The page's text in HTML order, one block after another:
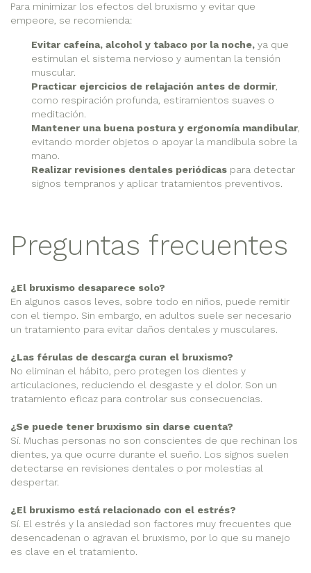
Para minimizar los efectos del bruxismo y evitar que
empeore, se recomienda:
Evitar cafeína, alcohol y tabaco por la noche, ya que
estimulan el sistema nervioso y aumentan la tensión
muscular.
Practicar ejercicios de relajación antes de dormir,
como respiración profunda, estiramientos suaves o
meditación.
Mantener una buena postura y ergonomía mandibular,
evitando morder objetos o apoyar la mandíbula sobre la
mano.
Realizar revisiones dentales periódicas para detectar
signos tempranos y aplicar tratamientos preventivos.
Preguntas frecuentes
¿El bruxismo desaparece solo?
En algunos casos leves, sobre todo en niños, puede remitir
con el tiempo. Sin embargo, en adultos suele ser necesario
un tratamiento para evitar daños dentales y musculares.
¿Las férulas de descarga curan el bruxismo?
No eliminan el hábito, pero protegen los dientes y
articulaciones, reduciendo el desgaste y el dolor. Son un
tratamiento eficaz para controlar sus consecuencias.
¿Se puede tener bruxismo sin darse cuenta?
Sí. Muchas personas no son conscientes de que rechinan los
dientes, ya que ocurre durante el sueño. Los signos suelen
detectarse en revisiones dentales o por molestias al
despertar.
¿El bruxismo está relacionado con el estrés?
Sí. El estrés y la ansiedad son factores muy frecuentes que
desencadenan o agravan el bruxismo, por lo que su manejo
es clave en el tratamiento.